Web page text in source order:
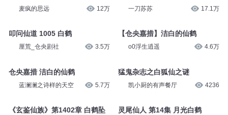
麦疯的思远 12万
叩问仙道 1005 白鹤
厘荒_仓央剧社 3.5万
仓央嘉措 洁白的仙鹤
蓝澜澜之诗样的天空 5.7万
《玄鉴仙族》第1402章 白鹤坠
一刀苏苏 17.1万
【仓央嘉措】洁白的仙鹤
o0浮生逍遥 4.6万
猛鬼杂志之白狐仙之谜
凯小厨的有声餐厅 4236
灵尾仙人 第14集 月光白鹤